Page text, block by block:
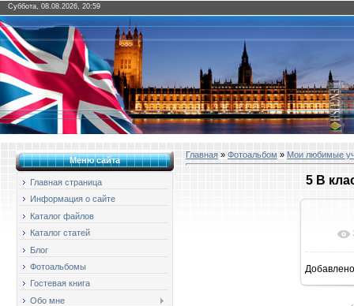
Суббота, 08.08.2026, 20:59
Меню сайта
Главная страница
Информация о сайте
Каталог файлов
Каталог статей
Блог
Фотоальбомы
Гостевая книга
Обо мне
Главная » Фотоальбом » Мои любимые
5 В
Добавлено